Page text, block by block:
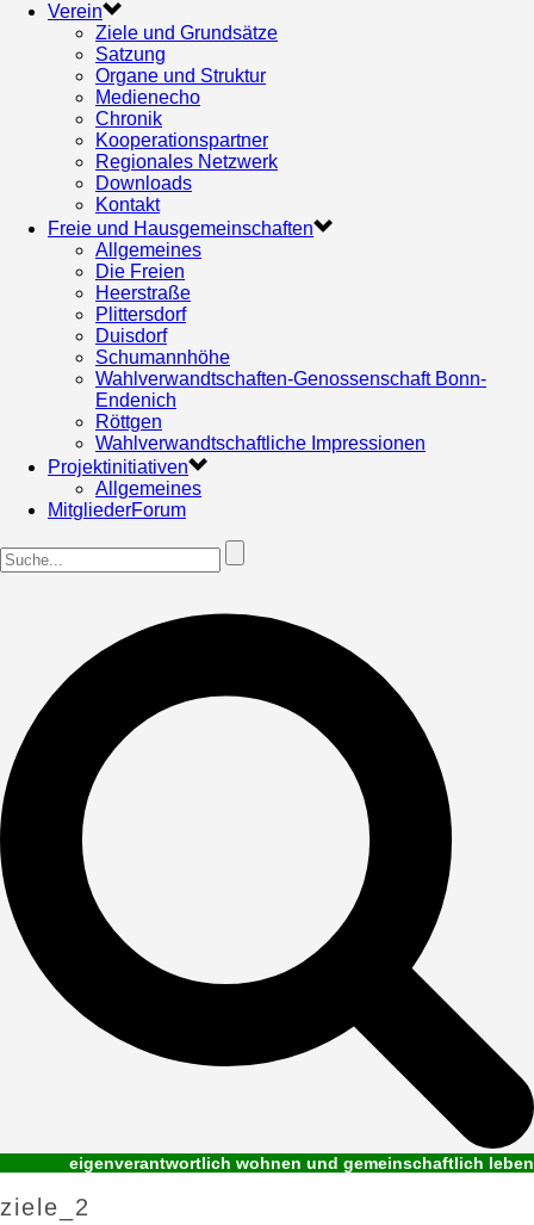
Verein
Ziele und Grundsätze
Satzung
Organe und Struktur
Medienecho
Chronik
Kooperationspartner
Regionales Netzwerk
Downloads
Kontakt
Freie und Hausgemeinschaften
Allgemeines
Die Freien
Heerstraße
Plittersdorf
Duisdorf
Schumannhöhe
Wahlverwandtschaften-Genossenschaft Bonn-
Endenich
Röttgen
Wahlverwandtschaftliche Impressionen
Projektinitiativen
Allgemeines
MitgliederForum
eigenverantwortlich wohnen und gemeinschaftlich leben
ziele_2